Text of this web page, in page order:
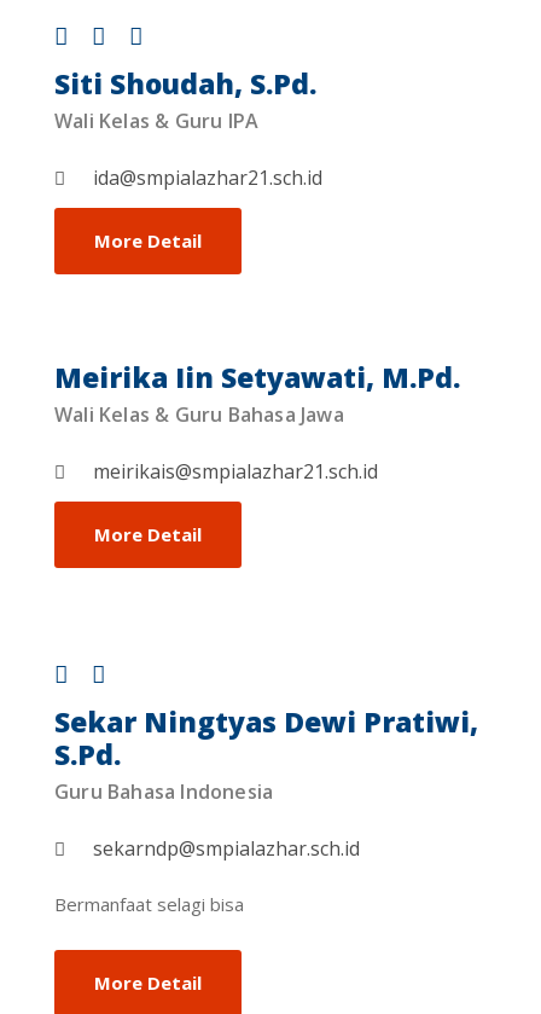
Siti Shoudah, S.Pd.
Wali Kelas & Guru IPA
ida@smpialazhar21.sch.id
More Detail
Meirika Iin Setyawati, M.Pd.
Wali Kelas & Guru Bahasa Jawa
meirikais@smpialazhar21.sch.id
More Detail
Sekar Ningtyas Dewi Pratiwi,
S.Pd.
Guru Bahasa Indonesia
sekarndp@smpialazhar.sch.id
Bermanfaat selagi bisa
More Detail